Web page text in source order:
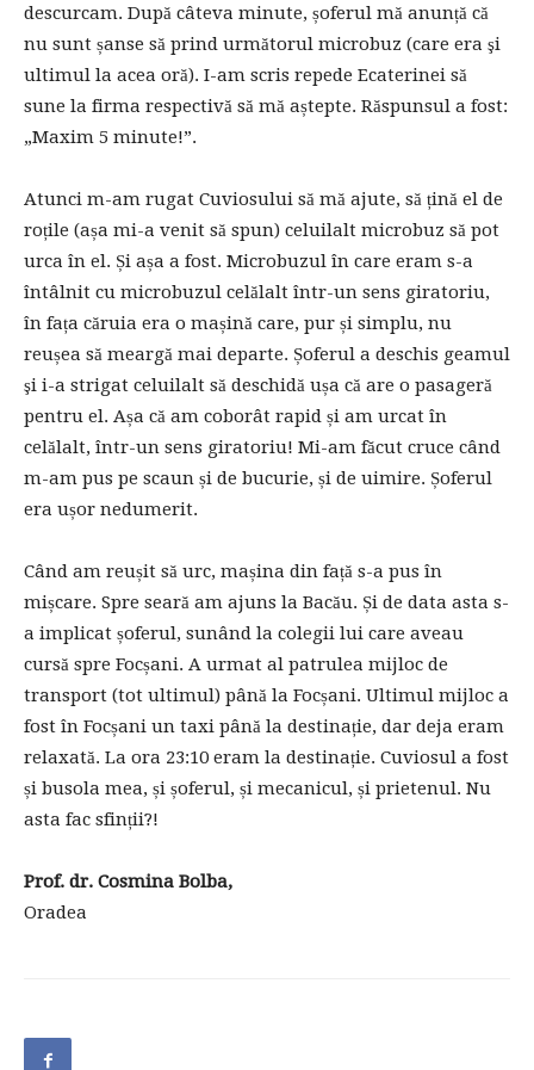
descurcam. După câteva minute, șoferul mă anunță că
nu sunt șanse să prind următorul microbuz (care era şi
ultimul la acea oră). I-am scris repede Ecaterinei să
sune la firma respectivă să mă aștepte. Răspunsul a fost:
„Maxim 5 minute!”.
Atunci m-am rugat Cuviosului să mă ajute, să țină el de
roțile (așa mi-a venit să spun) celuilalt microbuz să pot
urca în el. Și așa a fost. Microbuzul în care eram s-a
întâlnit cu microbuzul celălalt într-un sens giratoriu,
în fața căruia era o mașină care, pur și simplu, nu
reușea să meargă mai departe. Șoferul a deschis geamul
şi i-a strigat celuilalt să deschidă ușa că are o pasageră
pentru el. Așa că am coborât rapid și am urcat în
celălalt, într-un sens giratoriu! Mi-am făcut cruce când
m-am pus pe scaun și de bucurie, și de uimire. Șoferul
era ușor nedumerit.
Când am reușit să urc, mașina din față s-a pus în
mișcare. Spre seară am ajuns la Bacău. Și de data asta s-
a implicat șoferul, sunând la colegii lui care aveau
cursă spre Focșani. A urmat al patrulea mijloc de
transport (tot ultimul) până la Focșani. Ultimul mijloc a
fost în Focșani un taxi până la destinație, dar deja eram
relaxată. La ora 23:10 eram la destinație. Cuviosul a fost
și busola mea, și șoferul, și mecanicul, și prietenul. Nu
asta fac sfinții?!
Prof. dr. Cosmina Bolba,
Oradea